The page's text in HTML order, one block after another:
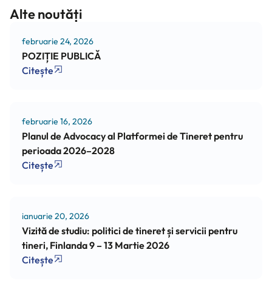
Alte noutăți
februarie 24, 2026
POZIȚIE PUBLICĂ
Citește
februarie 16, 2026
Planul de Advocacy al Platformei de Tineret pentru
perioada 2026–2028
Citește
ianuarie 20, 2026
Vizită de studiu: politici de tineret și servicii pentru
tineri, Finlanda 9 – 13 Martie 2026
Citește